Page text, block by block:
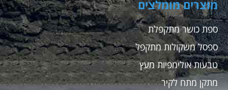
מוצרים מומלצים
ספת כושר מתקפלת
ספסל משקולות מתקפל
טבעות אולימפיות מעץ
מתקן מתח לקיר